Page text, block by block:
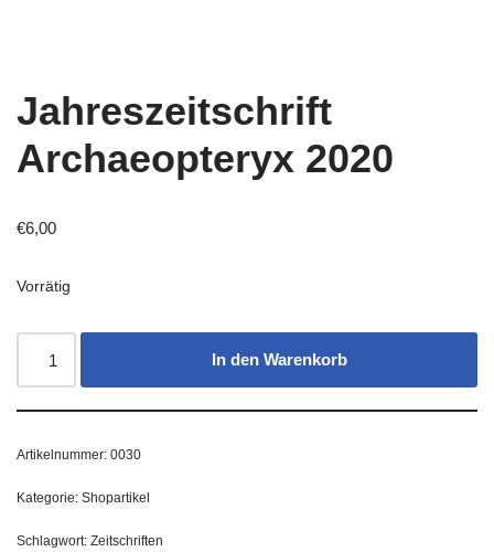
Jahreszeitschrift
Archaeopteryx 2020
€6,00
Vorrätig
In den Warenkorb
Artikelnummer: 0030
Kategorie: Shopartikel
Schlagwort: Zeitschriften